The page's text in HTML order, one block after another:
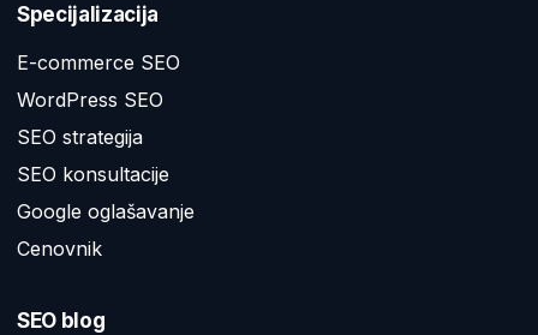
Specijalizacija
E-commerce SEO
WordPress SEO
SEO strategija
SEO konsultacije
Google oglašavanje
Cenovnik
SEO blog